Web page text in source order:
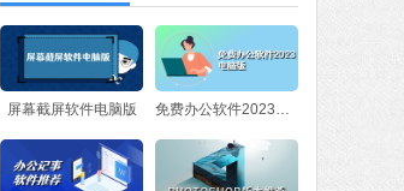
软件大小：78.47 MB
软件语言：简体中文
屏幕截屏软件电脑版 免费办公软件2023电脑版